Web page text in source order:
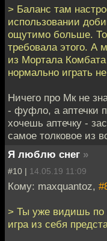
> Баланс там
использовании
ощутимо больше.
требовала этого. А
из Мортала
нормально играть
Ничего про Мк не
- фуфло, а аптечки
хочешь аптечку -
самое толковое из
Я люблю снег »
#10 | 14.05.19 11:09
Кому: maxquantoz,
> Ты уже видишь по
игра из себя